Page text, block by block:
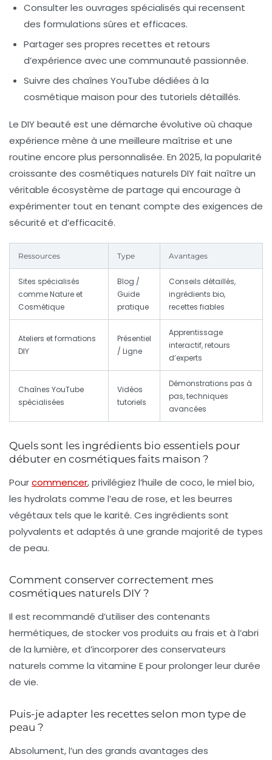
Consulter les ouvrages spécialisés qui recensent
des formulations sûres et efficaces.
Partager ses propres recettes et retours
d’expérience avec une communauté passionnée.
Suivre des chaînes YouTube dédiées à la
cosmétique maison pour des tutoriels détaillés.
Le DIY beauté est une démarche évolutive où chaque
expérience mène à une meilleure maîtrise et une
routine encore plus personnalisée. En 2025, la popularité
croissante des cosmétiques naturels DIY fait naître un
véritable écosystème de partage qui encourage à
expérimenter tout en tenant compte des exigences de
sécurité et d’efficacité.
Ressources Type Avantages
Sites spécialisés
comme Nature et
Cosmétique
Blog /
Guide
pratique
Conseils détaillés,
ingrédients bio,
recettes fiables
Ateliers et formations
DIY
Présentiel
/ Ligne
Apprentissage
interactif, retours
d’experts
Chaînes YouTube
spécialisées
Vidéos
tutoriels
Démonstrations pas à
pas, techniques
avancées
Quels sont les ingrédients bio essentiels pour
débuter en cosmétiques faits maison ?
Pourcommencer, privilégiez l’huile de coco, le miel bio,
les hydrolats comme l’eau de rose, et les beurres
végétaux tels que le karité. Ces ingrédients sont
polyvalents et adaptés à une grande majorité de types
de peau.
Comment conserver correctement mes
cosmétiques naturels DIY ?
Il est recommandé d’utiliser des contenants
hermétiques, de stocker vos produits au frais et à l’abri
de la lumière, et d’incorporer des conservateurs
naturels comme la vitamine E pour prolonger leur durée
de vie.
Puis-je adapter les recettes selon mon type de
peau ?
Absolument, l’un des grands avantages des